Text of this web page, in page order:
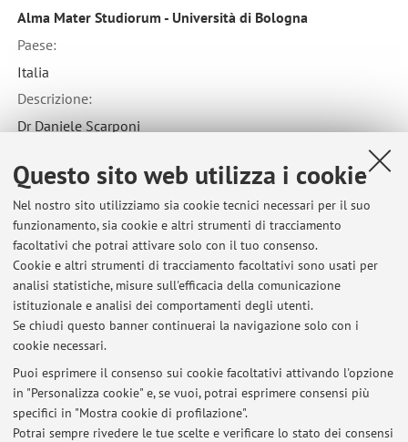
Questo sito web utilizza i cookie
Nel nostro sito utilizziamo sia cookie tecnici necessari per il suo
funzionamento, sia cookie e altri strumenti di tracciamento
facoltativi che potrai attivare solo con il tuo consenso.
Cookie e altri strumenti di tracciamento facoltativi sono usati per
analisi statistiche, misure sull'efficacia della comunicazione
istituzionale e analisi dei comportamenti degli utenti.
Se chiudi questo banner continuerai la navigazione solo con i
cookie necessari.
Puoi esprimere il consenso sui cookie facoltativi attivando l'opzione
in "Personalizza cookie" e, se vuoi, potrai esprimere consensi più
specifici in "Mostra cookie di profilazione".
Potrai sempre rivedere le tue scelte e verificare lo stato dei consensi
Alma Mater Studiorum - Università di Bologna
Paese:
Italia
Descrizione:
Dr Daniele Scarponi
Ultimi avvisi
RELAZIONI TRA BIODIVERSITA' E AMBIENTE. CAMBIAMENTO DI
ORARIO
Pubblicato il: 18 novembre 2024
00248 - ECOLOGIA - 6 cfu
Pubblicato il: 29 ottobre 2023
81999 - RELAZIONI TRA BIODIVERSITA' E AMBIENTE ANNO
ACCADEMICO 2022/2023